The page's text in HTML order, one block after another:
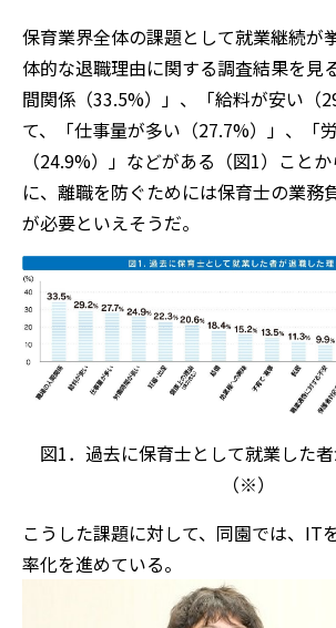
保育業界全体の課題として就業継続が
体的な退職理由に関する調査結果を見
間関係（33.5%）」、「給料が安い（
て、「仕事量が多い（27.7%）」、「
（24.9%）」などがある（図1）こと
に、離職を防ぐためには保育士の業務
が必要といえそうだ。
図1．過去に保育士として就業した
（※）
こうした課題に対して、同園では、IT
率化を進めている。